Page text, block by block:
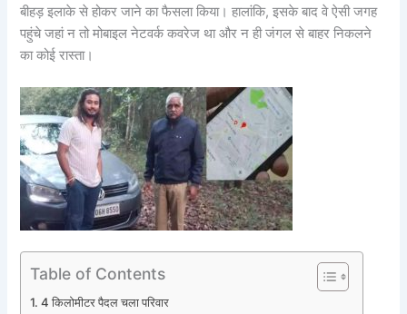
बीहड़ इलाके से होकर जाने का फैसला किया। हालांकि, इसके बाद वे ऐसी जगह
पहुंचे जहां न तो मोबाइल नेटवर्क कवरेज था और न ही जंगल से बाहर निकलने
का कोई रास्ता।
Table of Contents
4 किलोमीटर पैदल चला परिवार